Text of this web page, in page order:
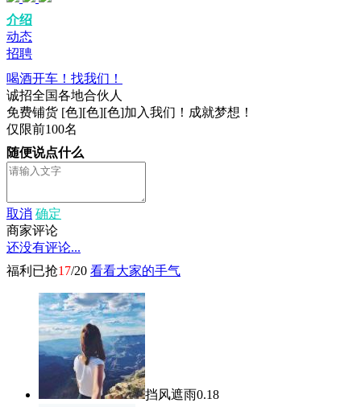
介绍
动态
招聘
喝酒开车！找我们！
诚招全国各地合伙人
免费铺货 [色][色][色]加入我们！成就梦想！
仅限前100名
随便说点什么
取消 确定
商家评论
还没有评论...
福利已抢17/20 看看大家的手气
挡风遮雨0.18